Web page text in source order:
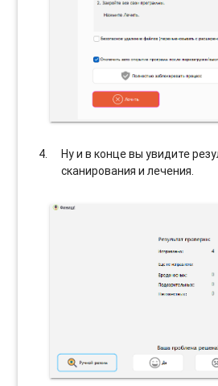
Ну и в конце вы увидите
сканирования и лечения.